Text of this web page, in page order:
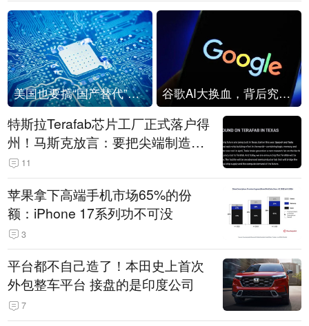
美国也要搞“国产替代”？先算清三笔账 谷歌AI大换血，背后究竟发生了什么？
特斯拉Terafab芯片工厂正式落户得
州！马斯克放言：要把尖端制造带
回美国
11
苹果拿下高端手机市场65%的份
额：iPhone 17系列功不可没
3
平台都不自己造了！本田史上首次
外包整车平台 接盘的是印度公司
7